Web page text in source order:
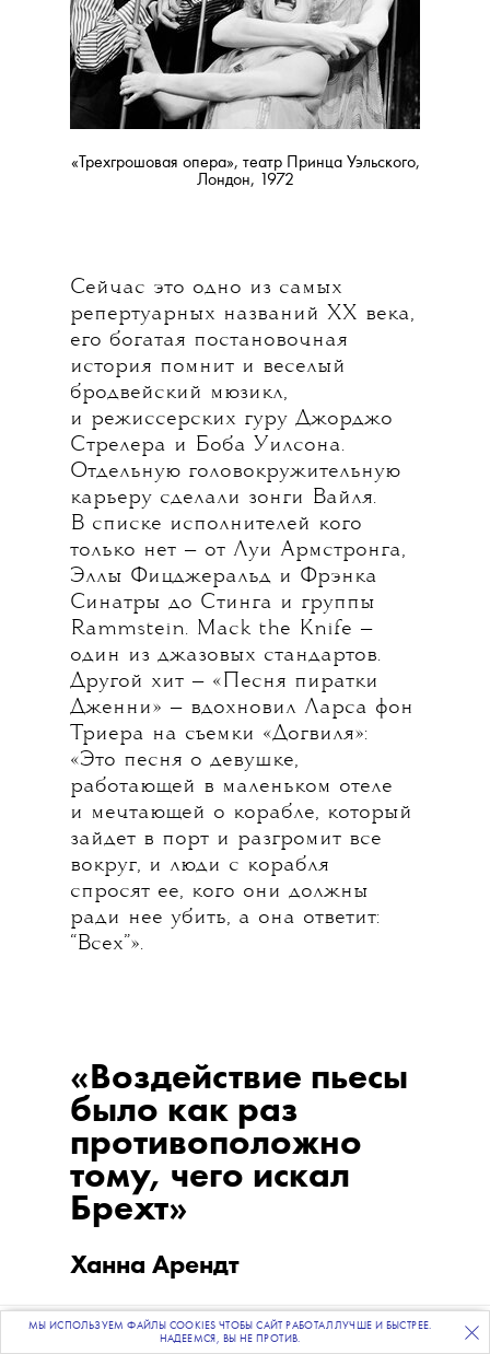
ПОДПИСЫВАЙТЕСЬНА НАШУ ВЕЧЕРНЮЮ РАССЫЛКУ
«Трехгрошовая опера», театр Принца Уэльского,
Лондон, 1972
Сейчас это одно из самых
репертуарных названий ХХ века,
его богатая постановочная
история помнит и веселый
бродвейский мюзикл,
и режиссерских гуру Джорджо
Стрелера и Боба Уилсона.
Отдельную головокружительную
карьеру сделали зонги Вайля.
В списке исполнителей кого
только нет — от Луи Армстронга,
Эллы Фицджеральд и Фрэнка
Синатры до Стинга и группы
Rammstein. Mack the Knife —
один из джазовых стандартов.
Другой хит — «Песня пиратки
Дженни» — вдохновил Ларса фон
Триера на съемки «Догвиля»:
«Это песня о девушке,
работающей в маленьком отеле
и мечтающей о корабле, который
зайдет в порт и разгромит все
вокруг, и люди с корабля
спросят ее, кого они должны
ради нее убить, а она ответит:
“Всех”».
«Воздействие пьесы
было как раз
противоположно
тому, чего искал
Брехт»
Ханна Арендт
МЫ ИСПОЛЬЗУЕМ ФАЙЛЫ COOKIES ЧТОБЫ САЙТ РАБОТАЛ ЛУЧШЕ И БЫСТРЕЕ.
НАДЕЕМСЯ, ВЫ НЕ ПРОТИВ.